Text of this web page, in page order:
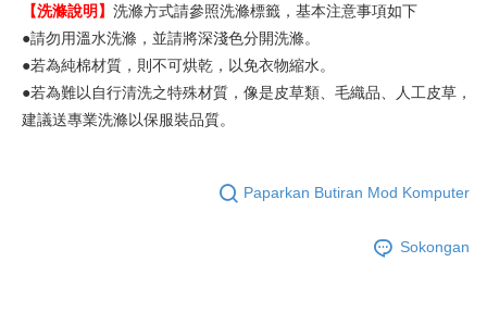
【洗滌說明】 洗滌方式請參照洗滌標籤，基本注意事項如下
●請勿用溫水洗滌，並請將深淺色分開洗滌。
●若為純棉材質，則不可烘乾，以免衣物縮水。
●若為難以自行清洗之特殊材質，像是皮草類、毛織品、人工皮草，
建議送專業洗滌以保服裝品質。
Paparkan Butiran Mod Komputer
Sokongan